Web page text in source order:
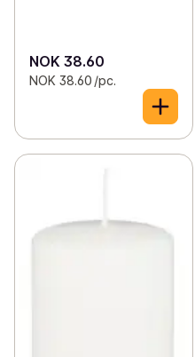
NOK 38.60
NOK 38.60 /pc.